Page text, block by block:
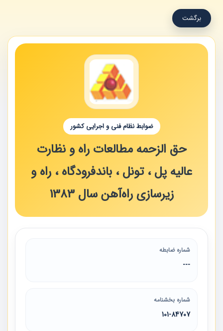
برگشت
ضوابط نظام فنی و اجرایی کشور
حق الزحمه مطالعات راه و نظارت
عالیه پل ، تونل ، باندفرودگاه ، راه و
زیرسازی راه‌آهن سال 1383
شماره ضابطه
---
شماره بخشنامه
101-84707